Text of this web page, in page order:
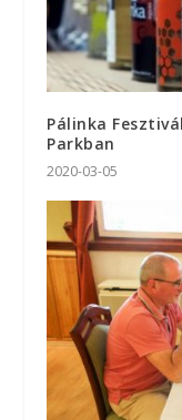
Pálinka
Parkban
2020-03-05